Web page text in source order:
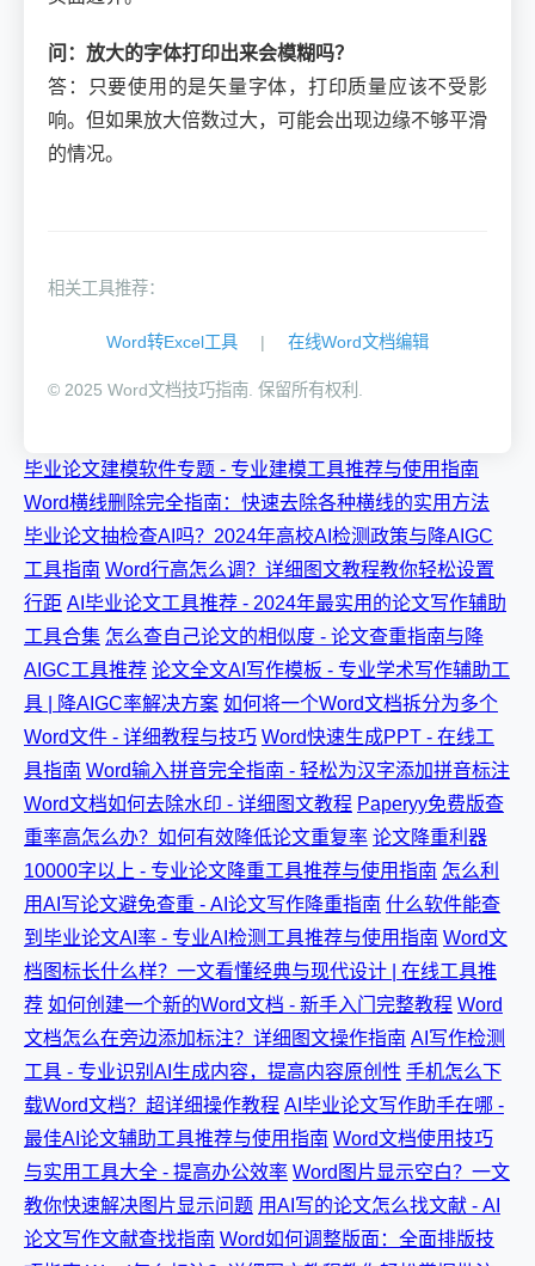
问：放大的字体打印出来会模糊吗？
答：只要使用的是矢量字体，打印质量应该不受影
响。但如果放大倍数过大，可能会出现边缘不够平滑
的情况。
相关工具推荐：
Word转Excel工具 | 在线Word文档编辑
© 2025 Word文档技巧指南. 保留所有权利.
毕业论文建模软件专题 - 专业建模工具推荐与使用指南
Word横线删除完全指南：快速去除各种横线的实用方法
毕业论文抽检查AI吗？2024年高校AI检测政策与降AIGC
工具指南 Word行高怎么调？详细图文教程教你轻松设置
行距 AI毕业论文工具推荐 - 2024年最实用的论文写作辅助
工具合集 怎么查自己论文的相似度 - 论文查重指南与降
AIGC工具推荐 论文全文AI写作模板 - 专业学术写作辅助工
具 | 降AIGC率解决方案 如何将一个Word文档拆分为多个
Word文件 - 详细教程与技巧 Word快速生成PPT - 在线工
具指南 Word输入拼音完全指南 - 轻松为汉字添加拼音标注
Word文档如何去除水印 - 详细图文教程 Paperyy免费版查
重率高怎么办？如何有效降低论文重复率 论文降重利器
10000字以上 - 专业论文降重工具推荐与使用指南 怎么利
用AI写论文避免查重 - AI论文写作降重指南 什么软件能查
到毕业论文AI率 - 专业AI检测工具推荐与使用指南 Word文
档图标长什么样？一文看懂经典与现代设计 | 在线工具推
荐 如何创建一个新的Word文档 - 新手入门完整教程 Word
文档怎么在旁边添加标注？详细图文操作指南 AI写作检测
工具 - 专业识别AI生成内容，提高内容原创性 手机怎么下
载Word文档？超详细操作教程 AI毕业论文写作助手在哪 -
最佳AI论文辅助工具推荐与使用指南 Word文档使用技巧
与实用工具大全 - 提高办公效率 Word图片显示空白？一文
教你快速解决图片显示问题 用AI写的论文怎么找文献 - AI
论文写作文献查找指南 Word如何调整版面：全面排版技